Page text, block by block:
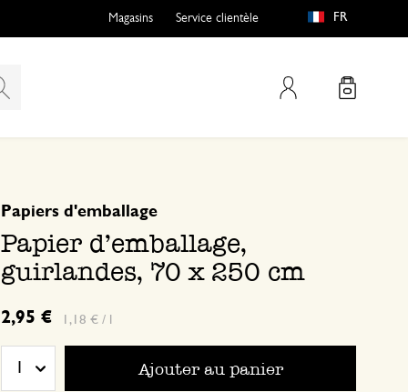
Mon compte
Magasins Service clientèle FR
Papier d'emballage,
guirlandes, 70 x 250 cm
Papiers d'emballage
2,95 € 1,18 € / l
Ajouter au panier